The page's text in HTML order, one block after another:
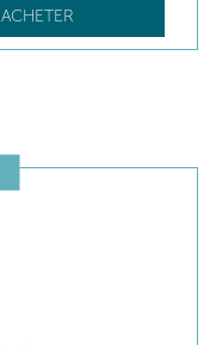
ACHETER